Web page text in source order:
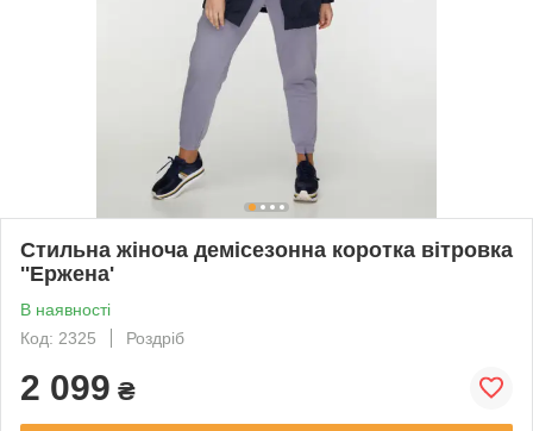
Стильна жіноча демісезонна коротка вітровка
''Ержена'
В наявності
Код: 2325
Роздріб
2 099 ₴